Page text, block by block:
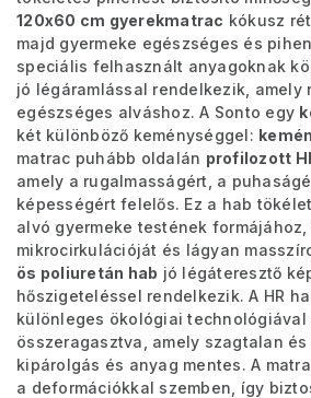
120x60 cm gyerekmatrac kókusz
majd gyermeke egészséges és
speciális felhasznált anyagoknak
jó légáramlással rendelkezik, amely
egészséges alváshoz.A Sonto egy
két különböző keménységgel:
matrac puhább oldalán profilozott
amely a rugalmasságért, a
képességért felelős. Ez a hab
alvó gyermeke testének
mikrocirkulációját és lágyan
ös poliuretán hab jó légáteresztő
hőszigeteléssel rendelkezik. A HR
különleges ökológiai technológiával
összeragasztva, amely szagtalan
kipárolgás és anyag mentes. A
a deformációkkal szemben, így